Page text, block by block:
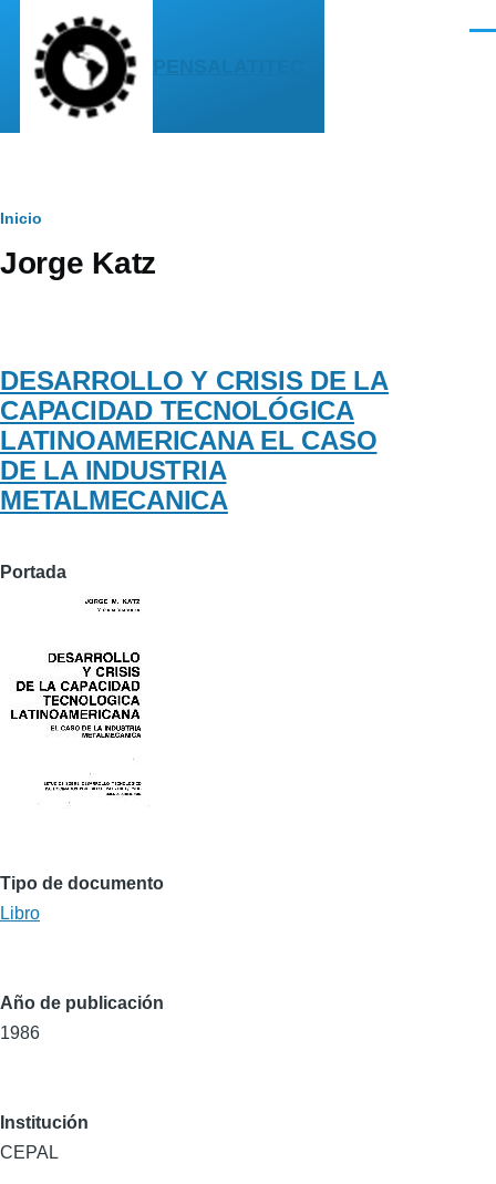
Pasar al contenido principal
Sobrescribir
enlaces
a
la
navegación
Inicio
Jorge Katz
DESARROLLO Y CRISIS DE LA
CAPACIDAD TECNOLÓGICA
LATINOAMERICANA EL CASO
DE LA INDUSTRIA
METALMECANICA
Portada
Tipo de documento
Libro
Año de publicación
1986
Institución
CEPAL